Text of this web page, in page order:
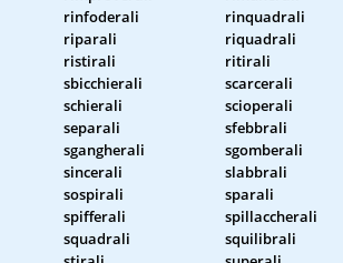
rinfoderali
rinquadrali
riparali
riquadrali
ristirali
ritirali
sbicchierali
scarcerali
schierali
scioperali
separali
sfebbrali
sgangherali
sgomberali
sincerali
slabbrali
sospirali
sparali
spifferali
spillaccherali
squadrali
squilibrali